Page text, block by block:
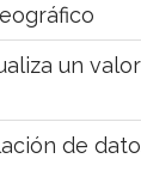
un
de